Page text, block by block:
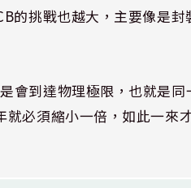
的挑戰也越大，主要像是
會到達物理極限，也就是同
就必須縮小一倍，如此一來